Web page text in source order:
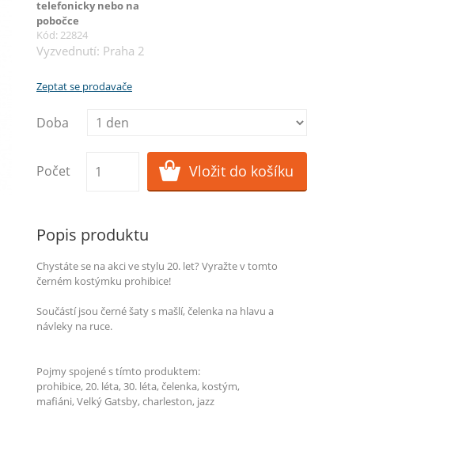
telefonicky nebo na
pobočce
Kód: 22824
Vyzvednutí: Praha 2
Zeptat se prodavače
Doba
Počet
Popis produktu
Chystáte se na akci ve stylu 20. let? Vyražte v tomto
černém kostýmku prohibice!
Součástí jsou černé šaty s mašlí, čelenka na hlavu a
návleky na ruce.
Pojmy spojené s tímto produktem:
prohibice, 20. léta, 30. léta, čelenka, kostým,
mafiáni, Velký Gatsby, charleston, jazz